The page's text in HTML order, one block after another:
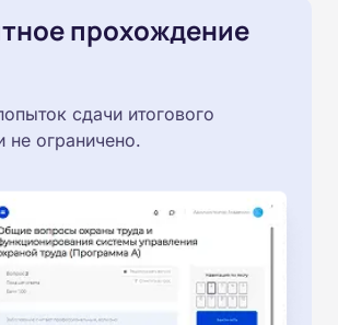
прохождение
сдачи итогового
не ограничено.